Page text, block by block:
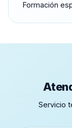
Formación
Servicio